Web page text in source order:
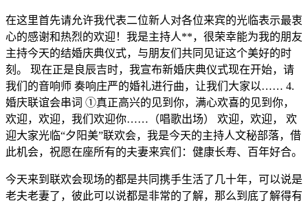
在这里首先请允许我代表二位新人对各位来宾的光临表示最衷
心的感谢和热烈的欢迎！我是主持人**，很荣幸能为我的朋友
主持今天的结婚庆典仪式，与朋友们共同见证这个美好的时
刻。 现在正是良辰吉时，我宣布新婚庆典仪式现在开始，请
我们的音响师 奏响庄严的婚礼进行曲，让我们大家以…… 4.
婚庆联谊会串词 ①真正高兴的见到你，满心欢喜的见到你，
欢迎，欢迎，我们欢迎你……（唱歌出场） 欢迎，欢迎， 欢
迎大家光临“夕阳美”联欢会，我是今天的主持人文秘部落，借
此机会，祝愿在座所有的夫妻来宾们：健康长寿、百年好合。
今天来到联欢会现场的都是共同携手生活了几十年，可以说是
老夫老妻了，彼此可以说都是非常的了解，那么到底了解得有